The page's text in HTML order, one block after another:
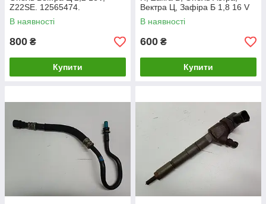
Z22SE. 12565474.
В наявності
800 ₴
Купити
Вектра Ц, Зафіра Б 1,8 16 V
(Z18XER). 55353806.
В наявності
600 ₴
Купити